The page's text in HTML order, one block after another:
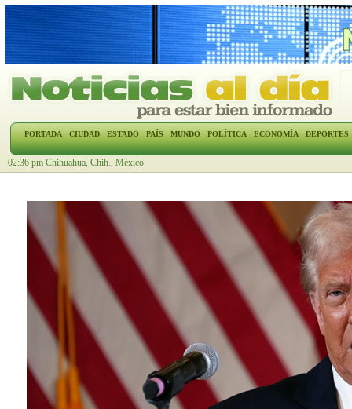
PORTADA CIUDAD ESTADO PAÍS MUNDO POLÍTICA ECONOMÍA DEPORTES
02:36 pm Chihuahua, Chih., México